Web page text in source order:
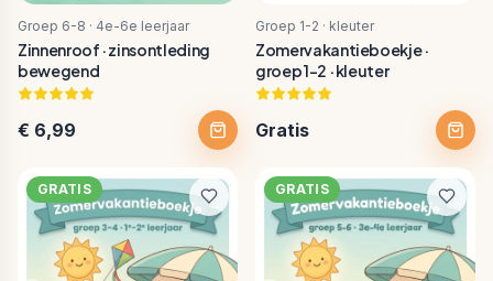
Groep 6-8 · 4e-6e leerjaar
Zinnenroof · zinsontleding
bewegend
€ 6,99
Groep 1-2 · kleuter
Zomervakantieboekje ·
groep 1-2 · kleuter
Gratis
GRATIS GRATIS